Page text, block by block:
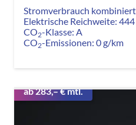
Stromverbrauch
Elektrische Reichweite:
CO2-Klasse: A
CO2-Emissionen: 0 g/km
ab 283,– € mtl.